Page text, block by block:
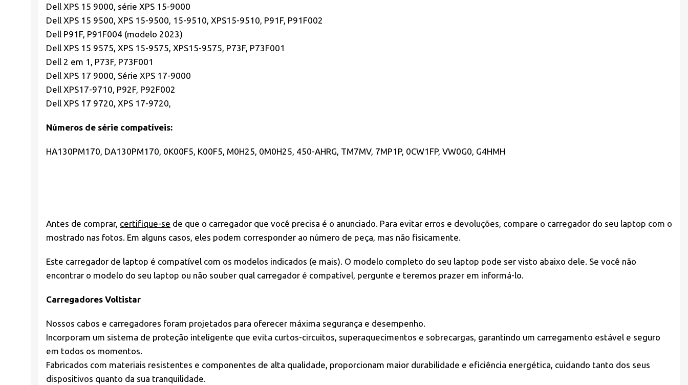
Dell XPS 15 9000, série XPS 15-9000
Dell XPS 15 9500, XPS 15-9500, 15-9510, XPS15-9510, P91F, P91F002
Dell P91F, P91F004 (modelo 2023)
Dell XPS 15 9575, XPS 15-9575, XPS15-9575, P73F, P73F001
Dell 2 em 1, P73F, P73F001
Dell XPS 17 9000, Série XPS 17-9000
Dell XPS17-9710, P92F, P92F002
Dell XPS 17 9720, XPS 17-9720,
Números de série compatíveis:
HA130PM170, DA130PM170, 0K00F5, K00F5, M0H25, 0M0H25, 450-AHRG, TM7MV, 7MP1P, 0CW1FP, VW0G0, G4HMH
Antes de comprar, certifique-se de que o carregador que você precisa é o anunciado. Para evitar erros e devoluções, compare o carregador do seu laptop com o
mostrado nas fotos. Em alguns casos, eles podem corresponder ao número de peça, mas não fisicamente.
Este carregador de laptop é compatível com os modelos indicados (e mais). O modelo completo do seu laptop pode ser visto abaixo dele. Se você não
encontrar o modelo do seu laptop ou não souber qual carregador é compatível, pergunte e teremos prazer em informá-lo.
Carregadores Voltistar
Nossos cabos e carregadores foram projetados para oferecer máxima segurança e desempenho.
Incorporam um sistema de proteção inteligente que evita curtos-circuitos, superaquecimentos e sobrecargas, garantindo um carregamento estável e seguro
em todos os momentos.
Fabricados com materiais resistentes e componentes de alta qualidade, proporcionam maior durabilidade e eficiência energética, cuidando tanto dos seus
dispositivos quanto da sua tranquilidade.